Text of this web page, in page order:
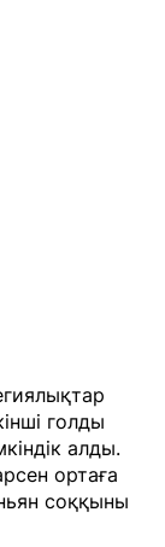
голды
алды.
ортаға
соққыны